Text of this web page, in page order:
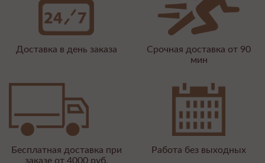
Доставка в день заказа
Срочная доставка от 90
мин
Бесплатная доставка при
заказе от 4000 руб.
Работа без выходных